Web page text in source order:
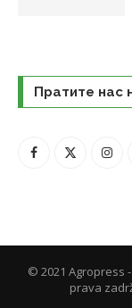
Пратите нас
© 2021 Agropress
prava